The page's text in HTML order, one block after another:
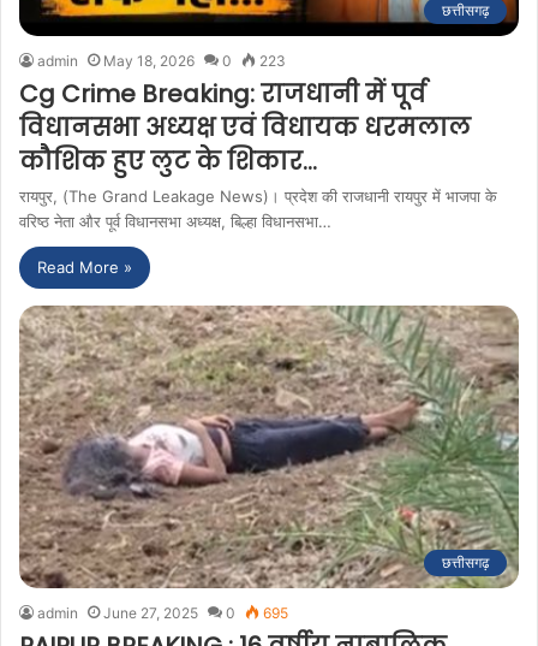
छत्तीसगढ़
admin May 18, 2026 0 223
Cg Crime Breaking: राजधानी में पूर्व
विधानसभा अध्यक्ष एवं विधायक धरमलाल
कौशिक हुए लुट के शिकार…
रायपुर, (The Grand Leakage News)। प्रदेश की राजधानी रायपुर में भाजपा के
वरिष्ठ नेता और पूर्व विधानसभा अध्यक्ष, बिल्हा विधानसभा…
Read More »
छत्तीसगढ़
admin June 27, 2025 0 695